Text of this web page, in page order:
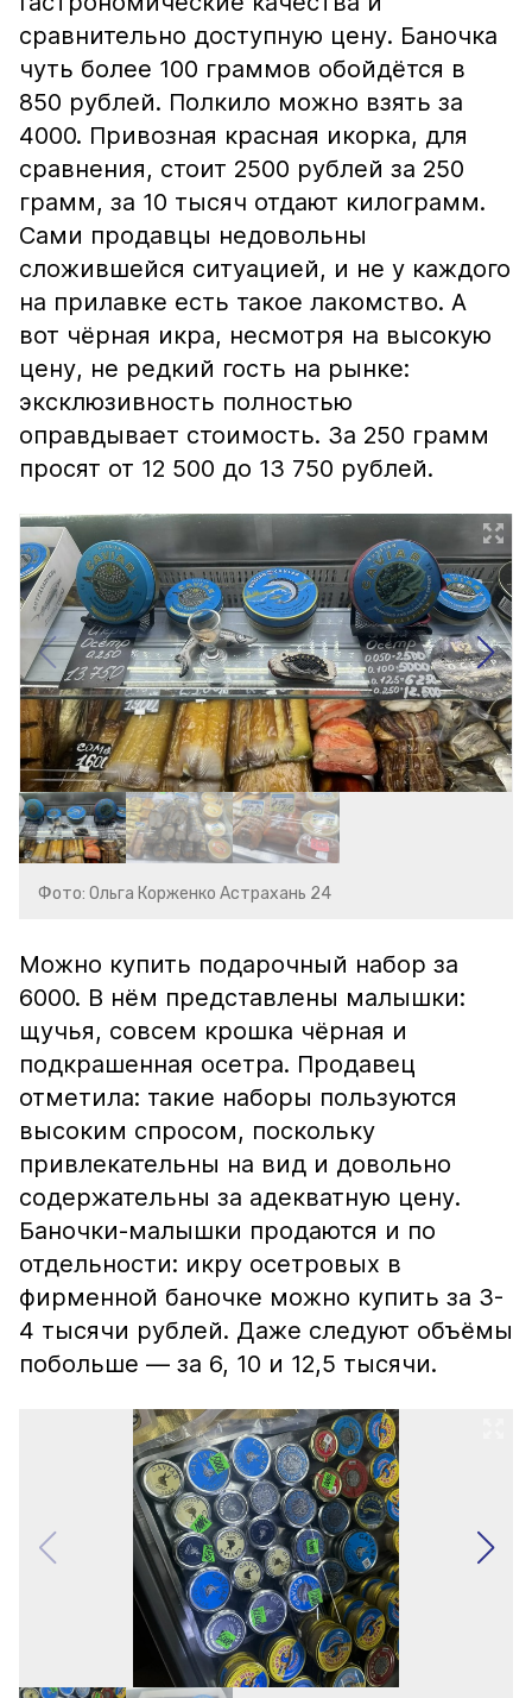
сравнительно доступную цену. Баночка
чуть более 100 граммов обойдётся в
850 рублей. Полкило можно взять за
4000. Привозная красная икорка, для
сравнения, стоит 2500 рублей за 250
грамм, за 10 тысяч отдают килограмм.
Сами продавцы недовольны
сложившейся ситуацией, и не у каждого
на прилавке есть такое лакомство. А
вот чёрная икра, несмотря на высокую
цену, не редкий гость на рынке:
эксклюзивность полностью
оправдывает стоимость. За 250 грамм
просят от 12 500 до 13 750 рублей.
Фото: Ольга Корженко Астрахань 24
Можно купить подарочный набор за
6000. В нём представлены малышки:
щучья, совсем крошка чёрная и
подкрашенная осетра. Продавец
отметила: такие наборы пользуются
высоким спросом, поскольку
привлекательны на вид и довольно
содержательны за адекватную цену.
Баночки-малышки продаются и по
отдельности: икру осетровых в
фирменной баночке можно купить за 3-
4 тысячи рублей. Даже следуют объёмы
побольше — за 6, 10 и 12,5 тысячи.